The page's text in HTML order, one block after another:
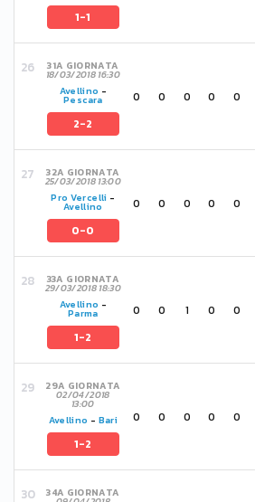
1-1
31A GIORNATA
18/03/2018 16:30
Avellino -
Pescara
2-2
0 0 0 0 0
32A GIORNATA
25/03/2018 13:00
Pro Vercelli -
Avellino
0-0
0 0 0 0 0
33A GIORNATA
29/03/2018 18:30
Avellino -
Parma
1-2
0 0 1 0 0
29A GIORNATA
02/04/2018
13:00
Avellino - Bari
1-2
0 0 0 0 0
34A GIORNATA